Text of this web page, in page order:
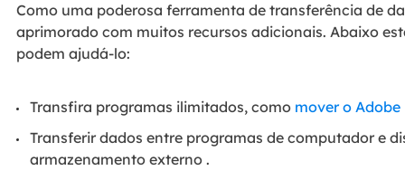
Como uma poderosa ferramenta de transferência de
aprimorado com muitos recursos adicionais. Abaixo
podem ajudá-lo:
Transfira programas ilimitados, como mover o
Transferir dados entre programas de computador e
armazenamento externo .